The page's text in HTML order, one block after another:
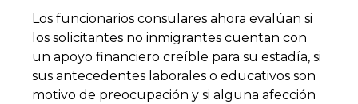
Los funcionarios consulares ahora evalúan si
los solicitantes no inmigrantes cuentan con
un apoyo financiero creíble para su estadía, si
sus antecedentes laborales o educativos son
motivo de preocupación y si alguna afección